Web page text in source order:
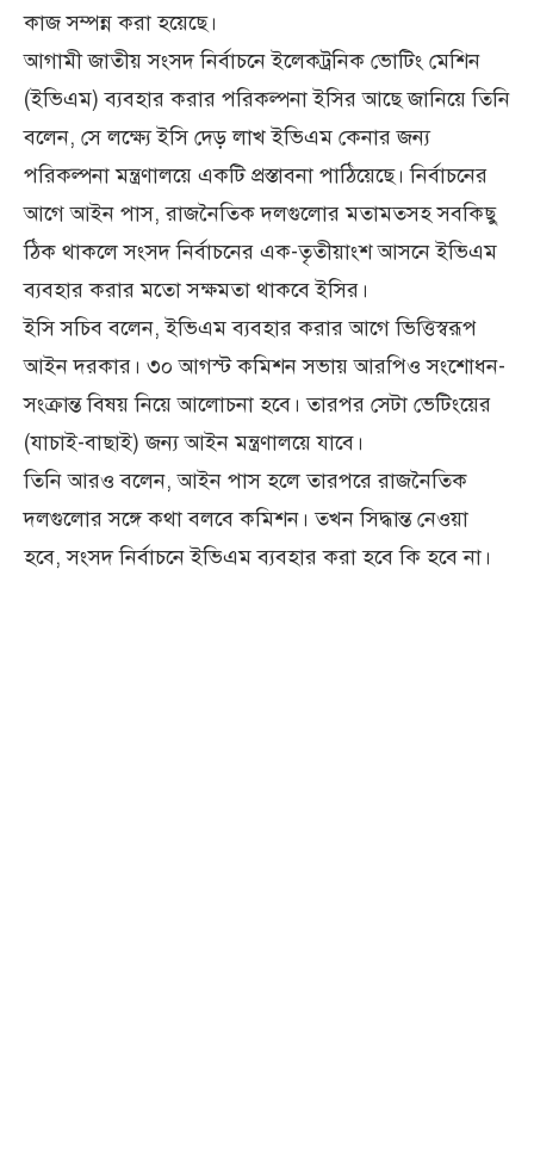
কাজ সম্পন্ন করা হয়েছে।
আগামী জাতীয় সংসদ নির্বাচনে ইলেকট্রনিক ভোটিং মেশিন
(ইভিএম) ব্যবহার করার পরিকল্পনা ইসির আছে জানিয়ে তিনি
বলেন, সে লক্ষ্যে ইসি দেড় লাখ ইভিএম কেনার জন্য
পরিকল্পনা মন্ত্রণালয়ে একটি প্রস্তাবনা পাঠিয়েছে। নির্বাচনের
আগে আইন পাস, রাজনৈতিক দলগুলোর মতামতসহ সবকিছু
ঠিক থাকলে সংসদ নির্বাচনের এক-তৃতীয়াংশ আসনে ইভিএম
ব্যবহার করার মতো সক্ষমতা থাকবে ইসির।
ইসি সচিব বলেন, ইভিএম ব্যবহার করার আগে ভিত্তিস্বরূপ
আইন দরকার। ৩০ আগস্ট কমিশন সভায় আরপিও সংশোধন-
সংক্রান্ত বিষয় নিয়ে আলোচনা হবে। তারপর সেটা ভেটিংয়ের
(যাচাই-বাছাই) জন্য আইন মন্ত্রণালয়ে যাবে।
তিনি আরও বলেন, আইন পাস হলে তারপরে রাজনৈতিক
দলগুলোর সঙ্গে কথা বলবে কমিশন। তখন সিদ্ধান্ত নেওয়া
হবে, সংসদ নির্বাচনে ইভিএম ব্যবহার করা হবে কি হবে না।